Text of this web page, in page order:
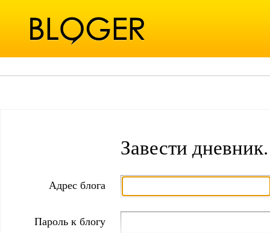
Завести
Адрес блога
Пароль к блогу